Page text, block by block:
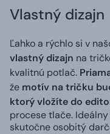
Vlastný dizajn
Ľahko a rýchlo si v
vlastný dizajn na
kvalitnú potlač.
že motív na tričku
ktorý vložíte do
procese tlače.
skutočne osobitý